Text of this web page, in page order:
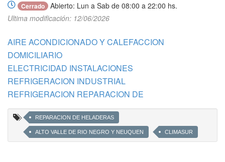
Cerrado
Abierto: Lun a Sab de 08:00 a 22:00 hs.
Ultima modificación: 12/06/2026
AIRE ACONDICIONADO Y CALEFACCION
DOMICILIARIO
ELECTRICIDAD INSTALACIONES
REFRIGERACION INDUSTRIAL
REFRIGERACION REPARACION DE
REPARACION DE HELADERAS
ALTO VALLE DE RIO NEGRO Y NEUQUEN CLIMASUR